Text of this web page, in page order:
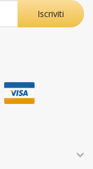
Iscriviti